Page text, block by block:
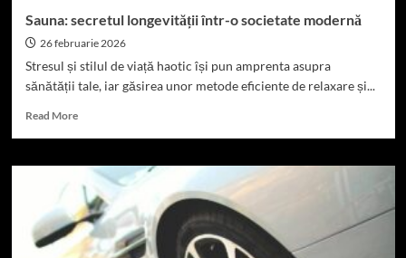
Sauna: secretul longevității într-o societate modernă
26 februarie 2026
Stresul și stilul de viață haotic își pun amprenta asupra
sănătății tale, iar găsirea unor metode eficiente de relaxare și...
Read MoreRead
Sauna:
secretul
longevității
într-
o
societate